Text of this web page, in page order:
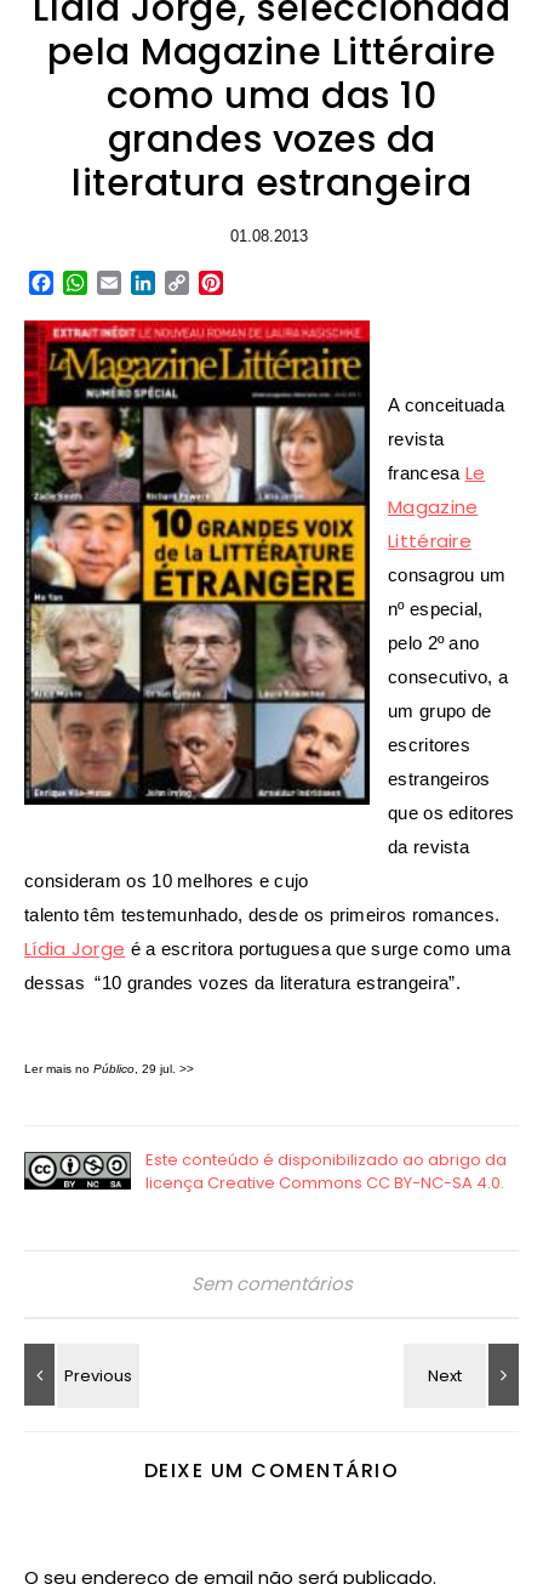
pela Magazine Littéraire
como uma das 10
grandes vozes da
literatura estrangeira
01.08.2013
Facebook
WhatsApp
EmailLinkedIn
Copy
A conceituada
revista
francesa Le
Magazine
Littéraire
consagrou um
nº especial,
pelo 2º ano
consecutivo, a
um grupo de
escritores
estrangeiros
que os editores
da revista
consideram os 10 melhores e cujo
talento têm testemunhado, desde os primeiros romances.
Lídia Jorge é a escritora portuguesa que surge como uma
dessas “10 grandes vozes da literatura estrangeira”.
Ler mais no Público, 29 jul. >>
Sem comentários
DEIXE UM COMENTÁRIO
O seu endereço de email não será publicado.